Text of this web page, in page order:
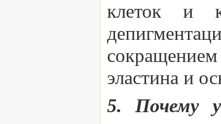
клеток и
сокращением
эластина и
5. Почему